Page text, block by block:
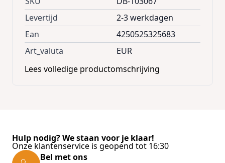
Levertijd
2-3 werkdagen
Ean
4250525325683
Art_valuta
EUR
Lees volledige productomschrijving
Hulp nodig? We staan voor je klaar!
Onze klantenservice is geopend tot 16:30
Bel met ons